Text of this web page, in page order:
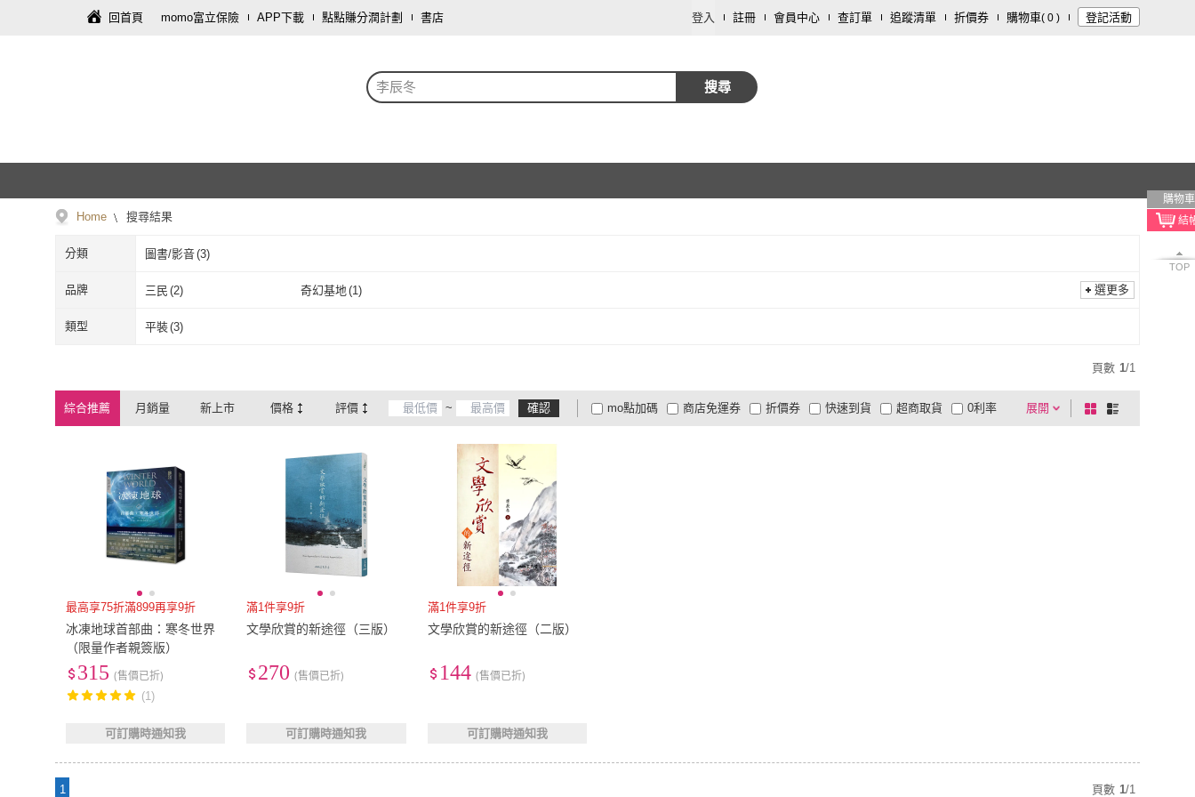
回首頁 momo富立保險 APP下載 點點賺分潤計劃 書店 登入 註冊 會員中心 查訂單 追蹤清單 折價券 購物車( 0 ) 登記活動
李辰冬 搜尋
購物車
TOP
Home 搜尋結果
分類 圖書/影音(3)
品牌 三民 (2) 奇幻基地 (1)
三民
選更多
類型 平裝(3)
頁數 1/1
綜合推薦 月銷量 新上市 價格 評價 ~ 確認 展開
折價券
有影片
商品有量 電視購物
mo點加碼 快速到貨 超商取貨
大家電安心配
大家電快配
商店免運券 0利率
棋
盤
列
最高享75折滿899再享9折
冰凍地球首部曲：寒冬世界
（限量作者親簽版）
315 (售價已折)
(1)
可訂購時通知我
滿1件享9折
文學欣賞的新途徑（三版）
270 (售價已折)
可訂購時通知我
滿1件享9折
文學欣賞的新途徑（二版）
144 (售價已折)
可訂購時通知我
1 頁數 1/1